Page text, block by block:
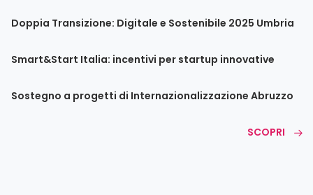
Doppia Transizione: Digitale e Sostenibile 2025 Umbria
Smart&Start Italia: incentivi per startup innovative
Sostegno a progetti di Internazionalizzazione Abruzzo
SCOPRI